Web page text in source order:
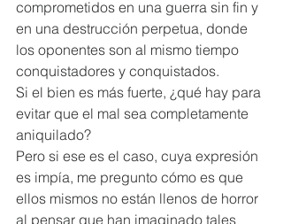
comprometidos en una guerra sin fin y
en una destrucción perpetua, donde
los oponentes son al mismo tiempo
conquistadores y conquistados.
Si el bien es más fuerte, ¿qué hay para
evitar que el mal sea completamente
aniquilado?
Pero si ese es el caso, cuya expresión
es impía, me pregunto cómo es que
ellos mismos no están llenos de horror
al pensar que han imaginado tales